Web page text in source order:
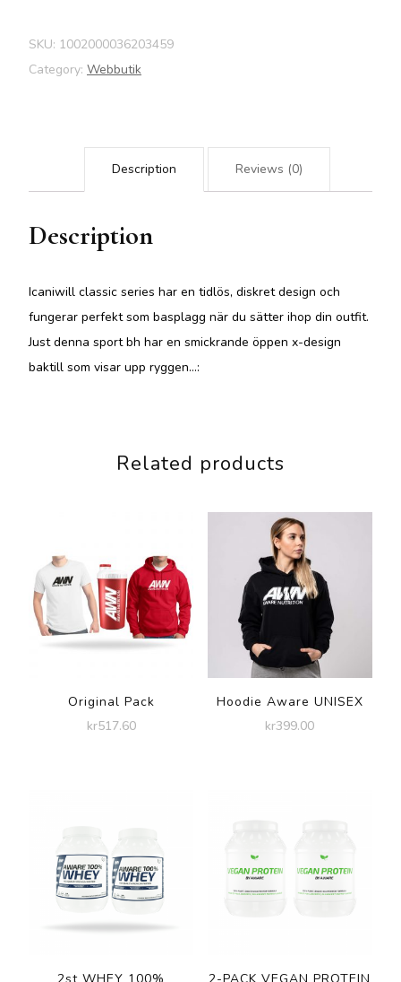
SKU: 1002000036203459
Category: Webbutik
Description Reviews (0)
Description
Icaniwill classic series har en tidlös, diskret design och
fungerar perfekt som basplagg när du sätter ihop din outfit.
Just denna sport bh har en smickrande öppen x-design
baktill som visar upp ryggen…:
Related products
Original Pack
kr517.60
Hoodie Aware UNISEX
kr399.00